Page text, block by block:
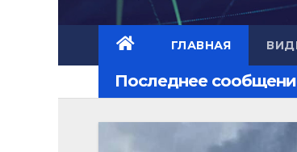
ГЛАВНАЯ
Последнее
Ближний Восток горит.